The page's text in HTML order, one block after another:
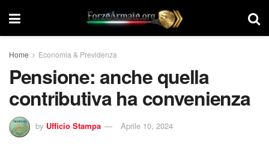
Home Economia & Previdenza
Pensione: anche quella
contributiva ha convenienza
by Ufficio Stampa Aprile 10, 2024